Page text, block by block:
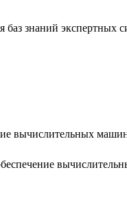
знаний экспертных
вычислительных